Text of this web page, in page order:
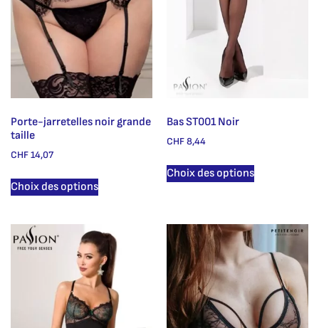
Porte-jarretelles noir grande
taille
CHF14,07
Choix des options
Bas ST001 Noir
CHF8,44
Choix des options